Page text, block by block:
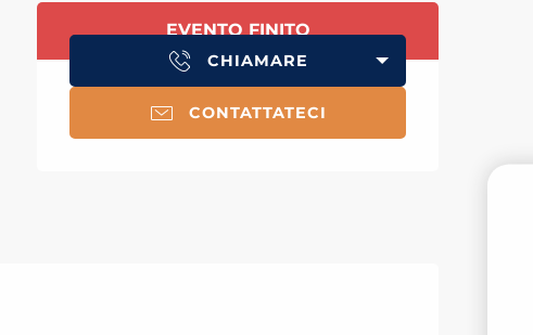
Orari e contatti
EVENTO FINITO
CHIAMARE
CONTATTATECI